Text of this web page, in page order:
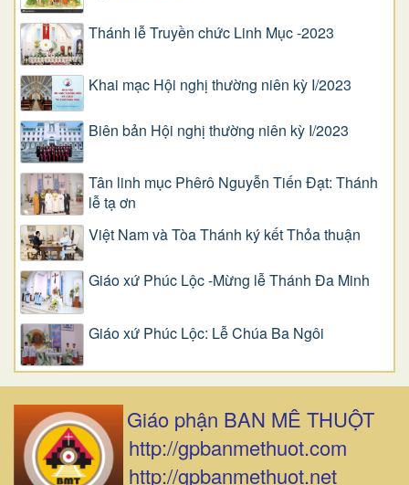
Thánh lễ Truyền chức Linh Mục -2023
Khai mạc Hội nghị thường niên kỳ I/2023
Biên bản Hội nghị thường niên kỳ I/2023
Tân linh mục Phêrô Nguyễn Tiến Đạt: Thánh
lễ tạ ơn
Việt Nam và Tòa Thánh ký kết Thỏa thuận
Giáo xứ Phúc Lộc -Mừng lễ Thánh Đa Minh
Giáo xứ Phúc Lộc: Lễ Chúa Ba Ngôi
Giáo phận BAN MÊ THUỘT
http://gpbanmethuot.com
http://gpbanmethuot.net